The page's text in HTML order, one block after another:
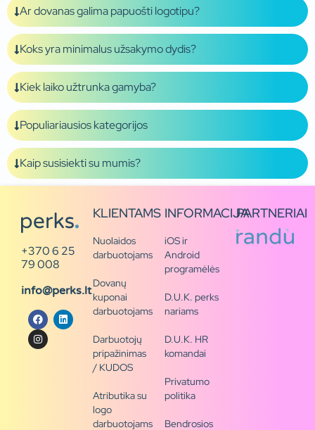
Ar dovanas galima papuošti logotipu?
Koks yra minimalus užsakymo dydis?
Kiek laiko užtrunka gamyba?
Populiariausios kategorijos
Kaip susisiekti su mumis?
+370 6 25
79 008
info@perks.lt
KLIENTAMS
Nuolaidos
darbuotojams
Dovanų
kuponai
darbuotojams
Darbuotojų
pripažinimas
/ KUDOS
Atributika su
logo
darbuotojams
INFORMACIJA
iOS ir
Android
programėlės
D.U.K. perks
nariams
D.U.K. HR
komandai
Privatumo
politika
Bendrosios
PARTNERIAI